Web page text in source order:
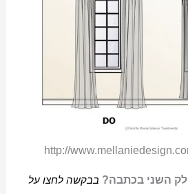
השני בכתבה? בבקשה לחצו על